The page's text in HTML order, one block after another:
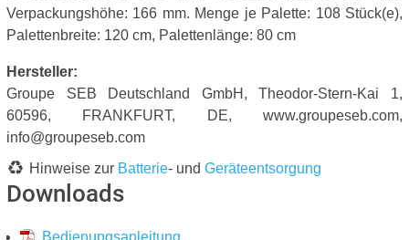
Verpackungshöhe: 166 mm. Menge je Palette: 108 Stück(e),
Palettenbreite: 120 cm, Palettenlänge: 80 cm
Hersteller:
Groupe SEB Deutschland GmbH, Theodor-Stern-Kai 1,
60596, FRANKFURT, DE, www.groupeseb.com,
info@groupeseb.com
Hinweise zur Batterie- und Geräteentsorgung
Downloads
Bedienungsanleitung